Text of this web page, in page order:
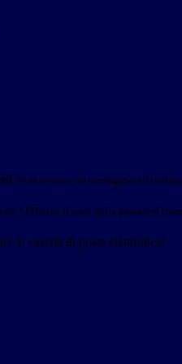
Verrà inviato un messaggio
Effettua il reset della password
la casella di posta elettronica!